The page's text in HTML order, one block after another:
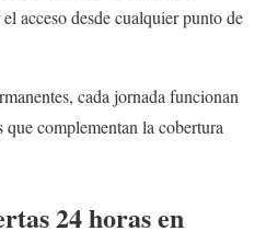
acceso desde cualquier punto de
cada jornada funcionan
complementan la cobertura
24 horas en